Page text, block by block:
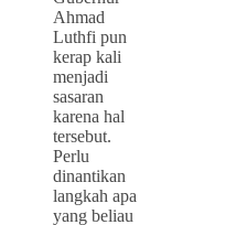
Ahmad
Luthfi pun
kerap kali
menjadi
sasaran
karena hal
tersebut.
Perlu
dinantikan
langkah apa
yang beliau